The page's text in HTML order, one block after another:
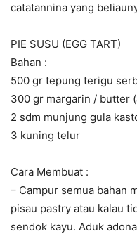
catatannina yang
PIE SUSU (EGG TART)
Bahan :
500 gr tepung terigu
300 gr margarin / butter
2 sdm munjung gula
3 kuning telur
Cara Membuat :
– Campur semua bahan
pisau pastry atau kalau
sendok kayu. Aduk